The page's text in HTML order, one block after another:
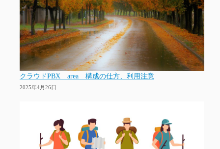
クラウドPBX area 構成の仕方、利用注意
2025年4月26日